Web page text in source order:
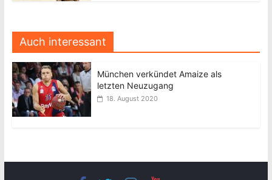
Auch interessant
München verkündet Amaize als
letzten Neuzugang
18. August 2020